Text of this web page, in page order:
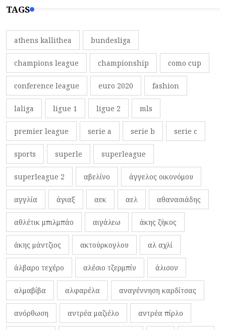
TAGS
athens kallithea bundesliga
champions league championship como cup
conference league euro 2020 fashion
laliga ligue 1 ligue 2 mls
premier league serie a serie b serie c
sports superle superleague
superleague 2 αβελίνο άγγελος οικονόμου
αγγλία άγιαξ αεκ αελ αθανασιάδης
αθλέτικ μπιλμπάο αιγάλεω άκης ζήκος
άκης μάντζιος ακτούρκογλου αλ αχλί
άλβαρο τεχέρο αλέσιο τζερμπίν άλισον
αλμαβίβα αλφαρέλα αναγέννηση καρδίτσας
ανόρθωση αντρέα μαζιέλο αντρέα πίρλο